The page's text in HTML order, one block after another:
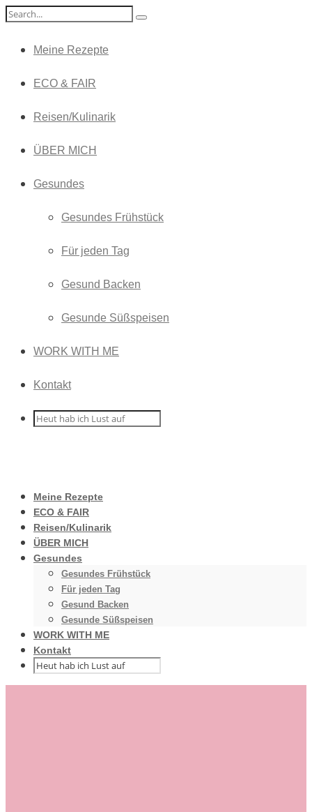
Meine Rezepte
ECO & FAIR
Reisen/Kulinarik
ÜBER MICH
Gesundes
Gesundes Frühstück
Für jeden Tag
Gesund Backen
Gesunde Süßspeisen
WORK WITH ME
Kontakt
Meine Rezepte
ECO & FAIR
Reisen/Kulinarik
ÜBER MICH
Gesundes
Gesundes Frühstück
Für jeden Tag
Gesund Backen
Gesunde Süßspeisen
WORK WITH ME
Kontakt